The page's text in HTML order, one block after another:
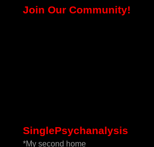
Join Our Community!
SinglePsychanalysis
*My second home